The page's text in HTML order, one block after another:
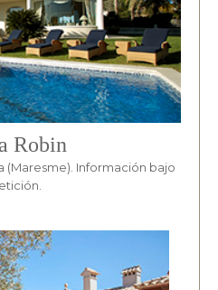
Robin
(Maresme). Información bajo